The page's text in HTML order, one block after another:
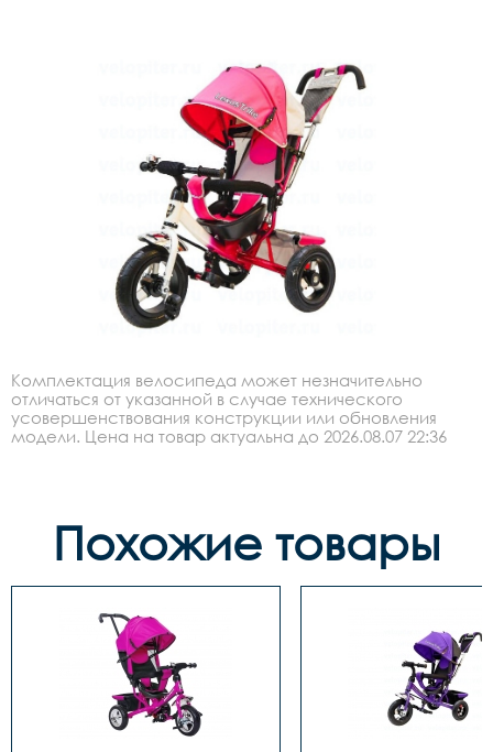
Комплектация велосипеда может незначительно
отличаться от указанной в случае технического
усовершенствования конструкции или обновления
модели. Цена на товар актуальна до 2026.08.07 22:36
Похожие товары